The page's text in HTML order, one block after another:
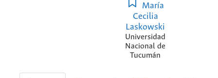
María
Cecilia
Laskowski
Universidad
Nacional de
Tucumán